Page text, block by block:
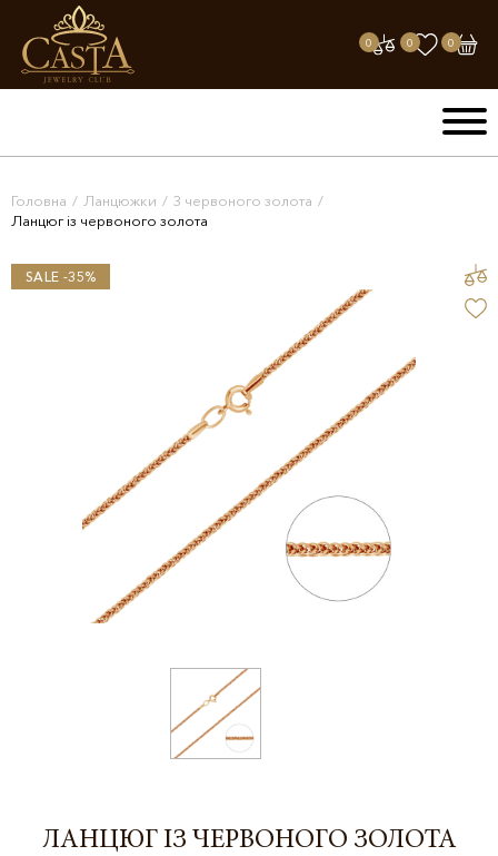
0 0 0
Головна / Ланцюжки / З червоного золота /
Ланцюг із червоного золота
SALE -35%
ЛАНЦЮГ ІЗ ЧЕРВОНОГО ЗОЛОТА